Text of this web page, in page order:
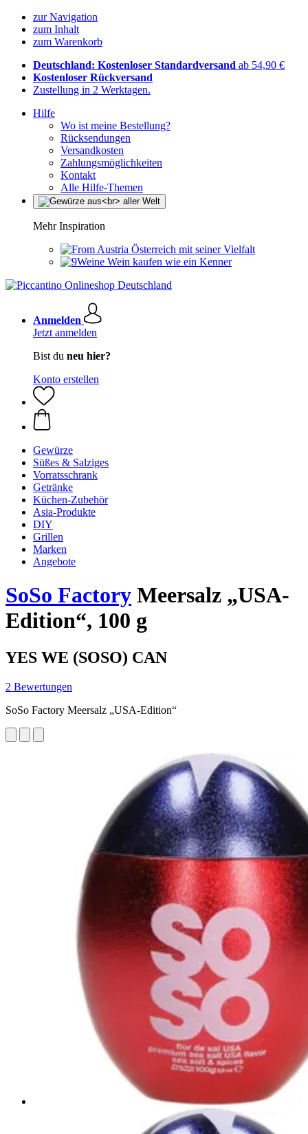
zur Navigation
zum Inhalt
zum Warenkorb
Deutschland: Kostenloser Standardversand ab 54,90 €
Kostenloser Rückversand
Zustellung in 2 Werktagen.
Hilfe
Wo ist meine Bestellung?
Rücksendungen
Versandkosten
Zahlungsmöglichkeiten
Kontakt
Alle Hilfe-Themen
Mehr Inspiration
Österreich mit seiner Vielfalt
Wein kaufen wie ein Kenner
Anmelden
Jetzt anmelden
Bist du neu hier?
Konto erstellen
Gewürze
Süßes & Salziges
Vorratsschrank
Getränke
Küchen-Zubehör
Asia-Produkte
DIY
Grillen
Marken
Angebote
SoSo Factory Meersalz „USA-
Edition“, 100 g
YES WE (SOSO) CAN
2 Bewertungen
SoSo Factory Meersalz „USA-Edition“